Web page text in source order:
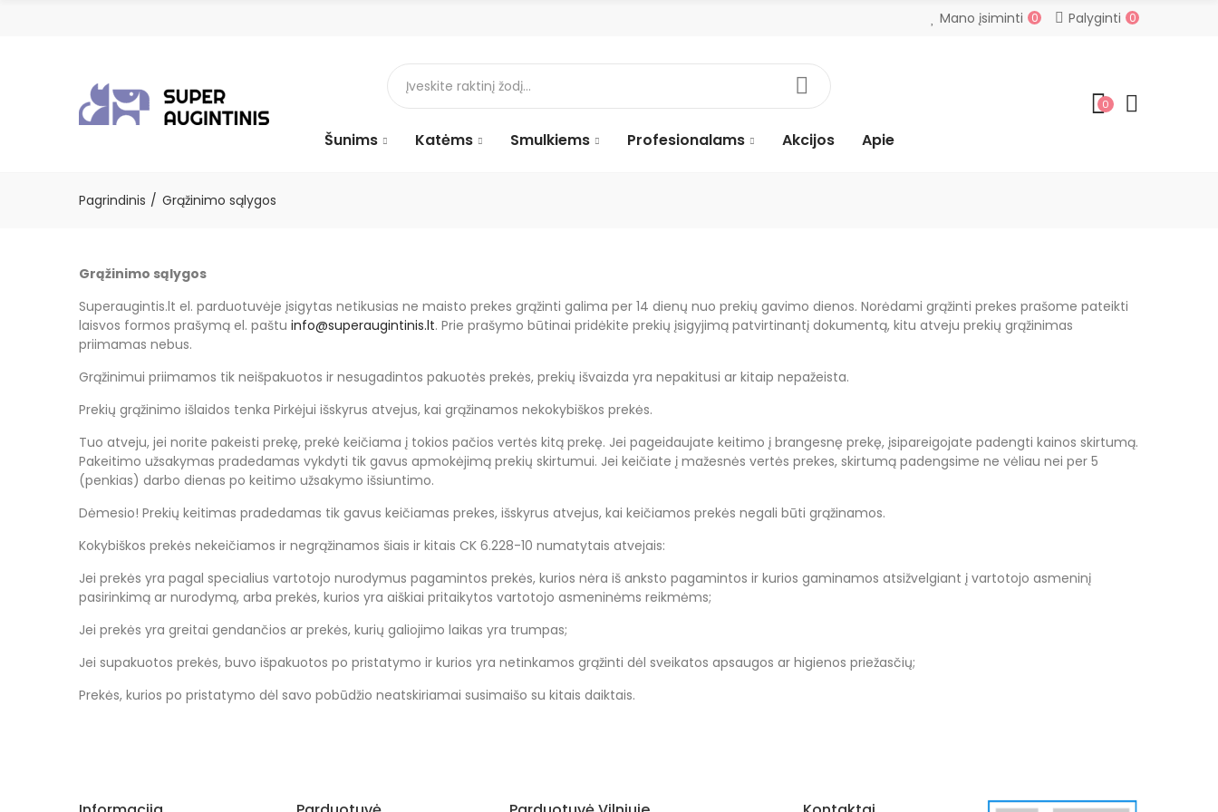
Mano įsiminti 0 Palyginti 0
Šunims Katėms Smulkiems Profesionalams Akcijos Apie
0
Pagrindinis Grąžinimo sąlygos
Grąžinimo sąlygos
Superaugintis.lt el. parduotuvėje įsigytas netikusias ne maisto prekes grąžinti galima per 14 dienų nuo prekių gavimo dienos. Norėdami grąžinti prekes prašome pateikti
laisvos formos prašymą el. paštu info@superaugintinis.lt. Prie prašymo būtinai pridėkite prekių įsigyjimą patvirtinantį dokumentą, kitu atveju prekių grąžinimas
priimamas nebus.
Grąžinimui priimamos tik neišpakuotos ir nesugadintos pakuotės prekės, prekių išvaizda yra nepakitusi ar kitaip nepažeista.
Prekių grąžinimo išlaidos tenka Pirkėjui išskyrus atvejus, kai grąžinamos nekokybiškos prekės.
Tuo atveju, jei norite pakeisti prekę, prekė keičiama į tokios pačios vertės kitą prekę. Jei pageidaujate keitimo į brangesnę prekę, įsipareigojate padengti kainos skirtumą.
Pakeitimo užsakymas pradedamas vykdyti tik gavus apmokėjimą prekių skirtumui. Jei keičiate į mažesnės vertės prekes, skirtumą padengsime ne vėliau nei per 5
(penkias) darbo dienas po keitimo užsakymo išsiuntimo.
Dėmesio! Prekių keitimas pradedamas tik gavus keičiamas prekes, išskyrus atvejus, kai keičiamos prekės negali būti grąžinamos.
Kokybiškos prekės nekeičiamos ir negrąžinamos šiais ir kitais CK 6.228-10 numatytais atvejais:
Jei prekės yra pagal specialius vartotojo nurodymus pagamintos prekės, kurios nėra iš anksto pagamintos ir kurios gaminamos atsižvelgiant į vartotojo asmeninį
pasirinkimą ar nurodymą, arba prekės, kurios yra aiškiai pritaikytos vartotojo asmeninėms reikmėms;
Jei prekės yra greitai gendančios ar prekės, kurių galiojimo laikas yra trumpas;
Jei supakuotos prekės, buvo išpakuotos po pristatymo ir kurios yra netinkamos grąžinti dėl sveikatos apsaugos ar higienos priežasčių;
Prekės, kurios po pristatymo dėl savo pobūdžio neatskiriamai susimaišo su kitais daiktais.